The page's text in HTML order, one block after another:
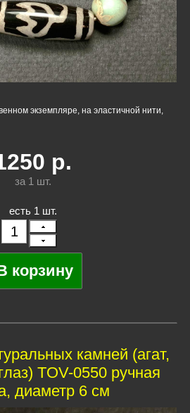
экземпляре, на эластичной нити,
р.
за 1 шт.
есть 1 шт.
камней (агат,
TOV-0550 ручная
диаметр 6 см